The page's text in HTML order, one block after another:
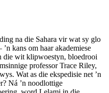
na die Sahara vir wat sy glo
kans om haar akademiese
die wit klipwoestyn, bloedrooi
professor Trace Riley,
Wat as die ekspedisie net ’n
Ná ’n noodlottige